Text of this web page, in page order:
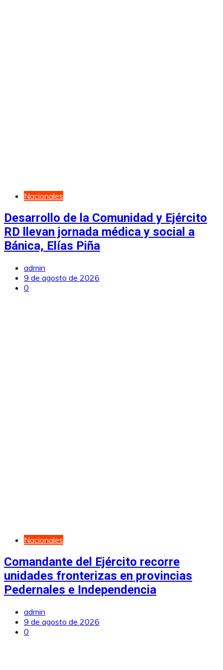
Nacionales
Desarrollo de la Comunidad y Ejército
RD llevan jornada médica y social a
Bánica, Elías Piña
admin
9 de agosto de 2026
0
Nacionales
Comandante del Ejército recorre
unidades fronterizas en provincias
Pedernales e Independencia
admin
9 de agosto de 2026
0